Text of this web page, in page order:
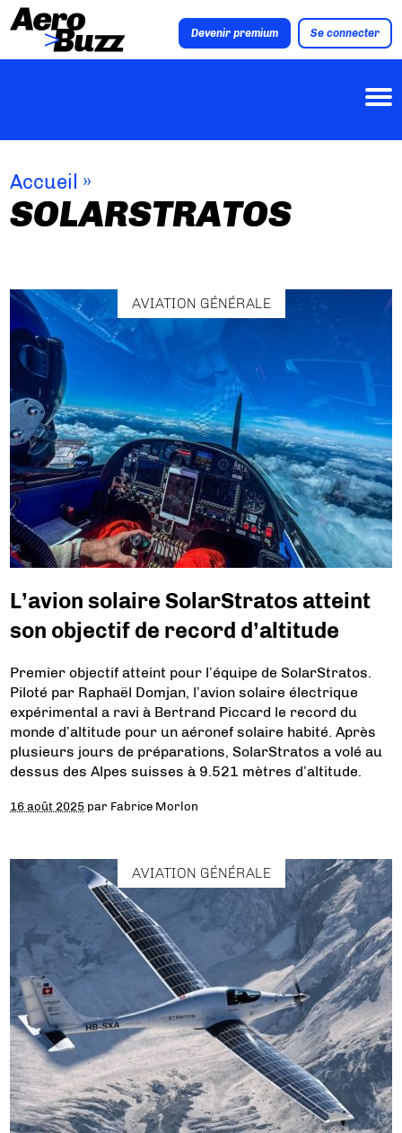
Devenir premium Se connecter
Accueil »
SOLARSTRATOS
AVIATION GÉNÉRALE
L’avion solaire SolarStratos atteint
son objectif de record d’altitude
Premier objectif atteint pour l’équipe de SolarStratos.
Piloté par Raphaël Domjan, l’avion solaire électrique
expérimental a ravi à Bertrand Piccard le record du
monde d’altitude pour un aéronef solaire habité. Après
plusieurs jours de préparations, SolarStratos a volé au
dessus des Alpes suisses à 9.521 mètres d’altitude.
16 août 2025 par Fabrice Morlon
AVIATION GÉNÉRALE